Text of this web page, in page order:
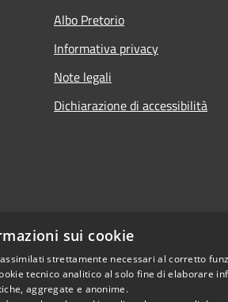
Albo Pretorio
Informativa privacy
Note legali
Dichiarazione di accessibilità
sui cookie
strettamente necessari al corretto
tecnico analitico al solo fine di elaborare
aggregate e anonime.